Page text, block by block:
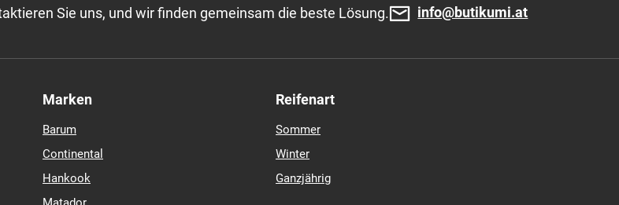
Sie uns, und wir finden gemeinsam die beste Lösung. info@butikumi.at
Marken
Barum
Continental
Hankook
Reifenart
Sommer
Winter
Ganzjährig